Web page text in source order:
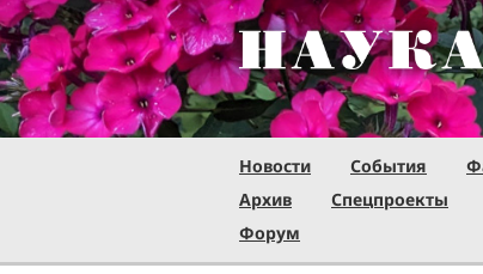
Новости События
Архив
Спецпроекты
Форум